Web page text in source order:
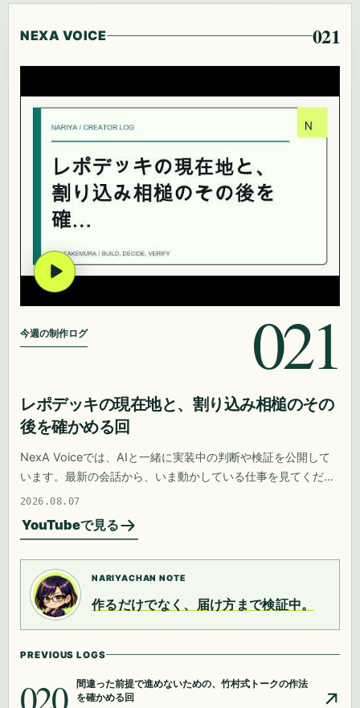
NEXA VOICE 021
今週の制作ログ 021
レポデッキの現在地と、割り込み相槌のその
後を確かめる回
NexA Voiceでは、AIと一緒に実装中の判断や検証を公開して
います。最新の会話から、いま動かしている仕事を見てくださ
い。
2026.08.07
YouTubeで見る
NARIYACHAN NOTE
作るだけでなく、届け方まで検証中。
PREVIOUS LOGS
020
間違った前提で進めないための、竹村式トークの作法
を確かめる回